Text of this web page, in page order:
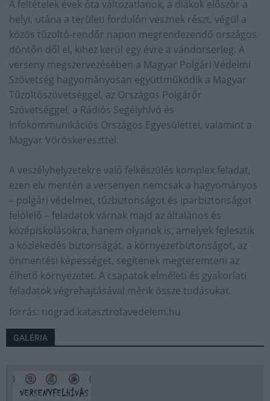
A feltételek évek óta változatlanok, a diákok először a
helyi, utána a területi fordulón vesznek részt, végül a
közös tűzoltó-rendőr napon megrendezendő országos
döntőn dől el, kihez kerül egy évre a vándorserleg. A
verseny megszervezésében a Magyar Polgári Védelmi
Szövetség hagyományosan együttműködik a Magyar
Tűzoltószövetséggel, az Országos Polgárőr
Szövetséggel, a Rádiós Segélyhívó és
Infokommunikációs Országos Egyesülettel, valamint a
Magyar Vöröskereszttel.
A veszélyhelyzetekre való felkészülés komplex feladat,
ezen elv mentén a versenyen nemcsak a hagyományos
– polgári védelmet, tűzbiztonságot és iparbiztonságot
felölelő – feladatok várnak majd az általános és
középiskolásokra, hanem olyanok is, amelyek fejlesztik
a közlekedés biztonságát, a környezetbiztonságot, az
önmentési képességet, segítenek megteremteni az
élhető környezetet. A csapatok elméleti és gyakorlati
feladatok végrehajtásával mérik össze tudásukat.
forrás: nograd.katasztrofavedelem.hu
GALÉRIA